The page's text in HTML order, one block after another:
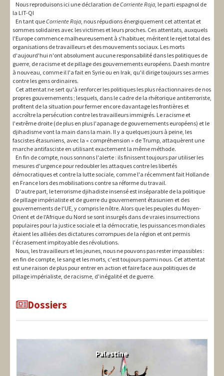
Nous reproduisons ici une déclaration deCorriente Roja, le parti espagnol de
la LIT-QI
En tant queCorriente Roja, nous répudions énergiquement cet attentat et
sommes solidaires avec les victimes et leurs proches. Ces attentats, auxquels
l'Europe commence malheureusement à s'habituer, méritent le rejet total des
organisations de travailleurs et des mouvements sociaux. Les morts
d'aujourd'hui n'ont absolument aucune responsabilité dans les politiques de
guerre, de racisme et de pillage des gouvernements européens. Daesh montre
à nouveau, comme il l'a fait en Syrie ou en Irak, qu'il dirige toujours ses armes
contre les gens ordinaires.
Cet attentat ne sert qu'à renforcer les politiques les plus réactionnaires de nos
propres gouvernements ; lesquels, dans le cadre de la rhétorique antiterroriste,
profitent de la situation pour fermer encore davantage les frontières et
accroître la persécution contre les travailleurs immigrés. Le racisme et
l'extrême droite (de plus en plus l'apanage de gouvernements européens) et le
djihadisme vont la main dans la main. Il y a quelques jours à peine, les
fascistes étasuniens, avec la « compréhension » de Trump, attaquèrent une
marche antifasciste en utilisant exactement la même méthode.
En fin de compte, nous sonnons l'alerte : ils finissent toujours par utiliser les
mesures d'urgence pour redoubler les attaques contre les libertés
démocratiques et contre la lutte sociale, comme l'a récemment fait Hollande
en France lors des mobilisations contre sa réforme du travail.
D'autre part, le terrorisme djihadiste insensé est inséparable de la politique
de pillage impérialiste et de guerre du gouvernement étasunien et des
gouvernements de l'UE, y compris le nôtre. Alors que les peuples du Moyen-
Orient et de l'Afrique du Nord se sont insurgés dans de vraies insurrections
populaires pour la justice sociale et la démocratie, les puissances mondiales
étaient les alliées des dictatures corrompues de la région et ont permis
l'écrasement impitoyable des révolutions.
Nous, les travailleurs et les jeunes, nous ne pouvons pas rester impassibles :
en fin de compte, le sang et les morts, c'est toujours parmi nous. Cet attentat
est une raison de plus pour entrer en action et faire face aux politiques de
pillage impérialiste, de racisme, d'inégalité et de guerre.
Dossiers
Palestine